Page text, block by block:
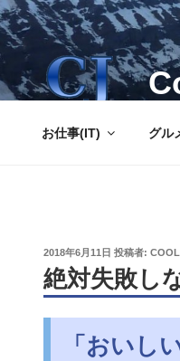
お仕事(IT) グル
投
稿
日:
2018年6月11日 投稿者:
絶対失敗し
「おいし